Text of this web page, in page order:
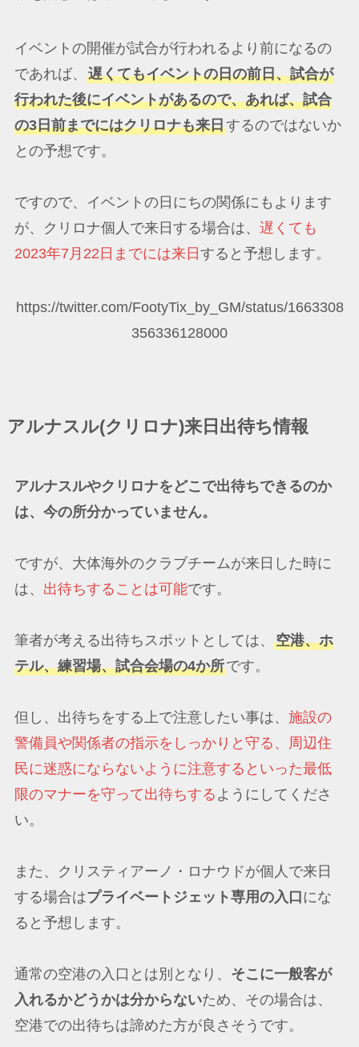
イベントの開催が試合が行われるより前になるの
であれば、 遅くてもイベントの日の前日、試合が
行われた後にイベントがあるので、あれば、試合
の3日前までにはクリロナも来日するのではないか
との予想です。
ですので、イベントの日にちの関係にもよります
が、クリロナ個人で来日する場合は、 遅くても
2023年7月22日までには来日すると予想します。
https://twitter.com/FootyTix_by_GM/status/1663308
356336128000
アルナスル(クリロナ)来日出待ち情報
アルナスルやクリロナをどこで出待ちできるのか
は、今の所分かっていません。
ですが、大体海外のクラブチームが来日した時に
は、 出待ちすることは可能です。
筆者が考える出待ちスポットとしては、 空港、ホ
テル、練習場、試合会場の4か所です。
但し、出待ちをする上で注意したい事は、 施設の
警備員や関係者の指示をしっかりと守る、周辺住
民に迷惑にならないように注意するといった最低
限のマナーを守って出待ちする ようにしてくださ
い。
また、クリスティアーノ・ロナウドが個人で来日
する場合はプライベートジェット専用の入口 にな
ると予想します。
通常の空港の入口とは別となり、 そこに一般客が
入れるかどうかは分からないため、その場合は、
空港での出待ちは諦めた方が良さそうです。